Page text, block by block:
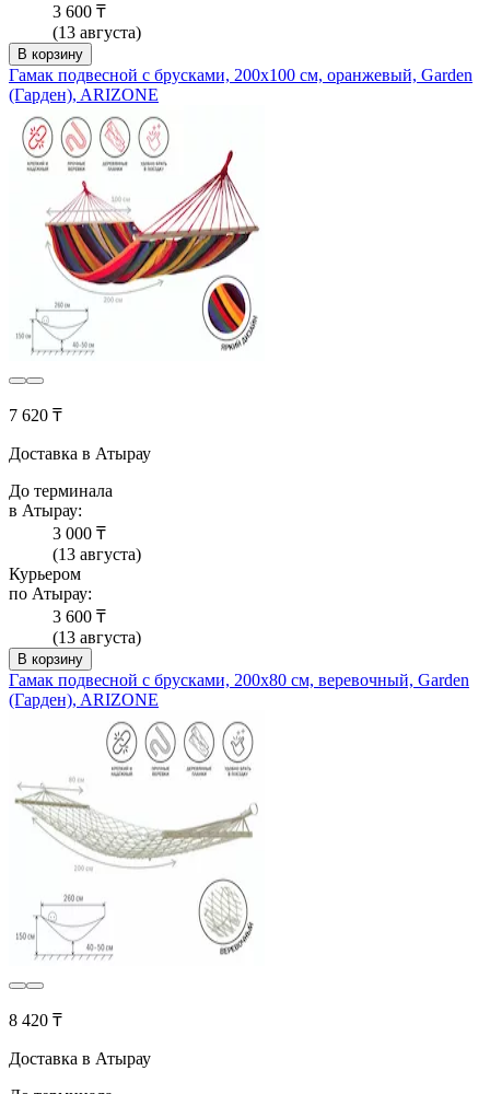
3 600 ₸
(13 августа)
В корзину
Гамак подвесной с брусками, 200х100 см, оранжевый, Garden
(Гарден), ARIZONE
7 620 ₸
Доставка в Атырау
До терминала
в Атырау:
3 000 ₸
(13 августа)
Курьером
по Атырау:
3 600 ₸
(13 августа)
В корзину
Гамак подвесной с брусками, 200х80 см, веревочный, Garden
(Гарден), ARIZONE
8 420 ₸
Доставка в Атырау